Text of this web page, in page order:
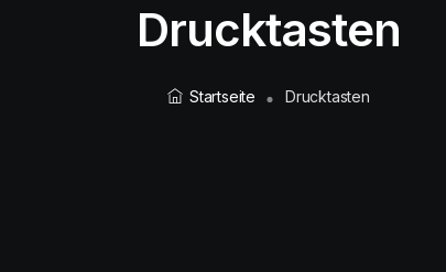
Drucktasten
Startseite Drucktasten